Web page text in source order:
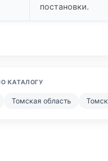
постановки.
КАТАЛОГУ
Томская область Томск